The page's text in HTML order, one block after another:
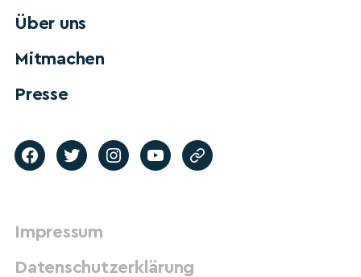
Über uns
Mitmachen
Presse
Impressum
Datenschutzerklärung